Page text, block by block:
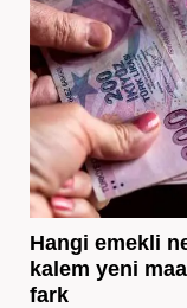
Hangi emekli
kalem yeni
fark